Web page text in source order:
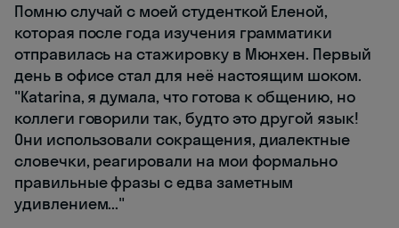
Помню случай с моей студенткой Еленой,
которая после года изучения грамматики
отправилась на стажировку в Мюнхен. Первый
день в офисе стал для неё настоящим шоком.
"Katarina, я думала, что готова к общению, но
коллеги говорили так, будто это другой язык!
Они использовали сокращения, диалектные
словечки, реагировали на мои формально
правильные фразы с едва заметным
удивлением..."